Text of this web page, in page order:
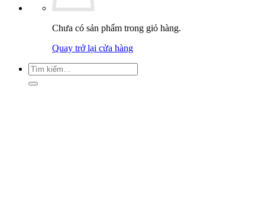
Chưa có sản phẩm trong giỏ hàng.
Quay trở lại cửa hàng
Tìm
kiếm: